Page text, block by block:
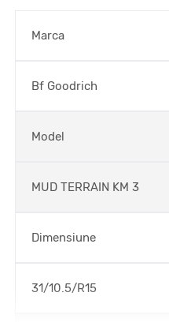
Marca
Bf Goodrich
Model
MUD TERRAIN KM 3
Dimensiune
31/10.5/R15